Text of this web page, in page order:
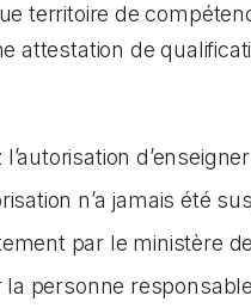
territoire de
attestation de
n’a jamais été
par le ministère
personne responsable